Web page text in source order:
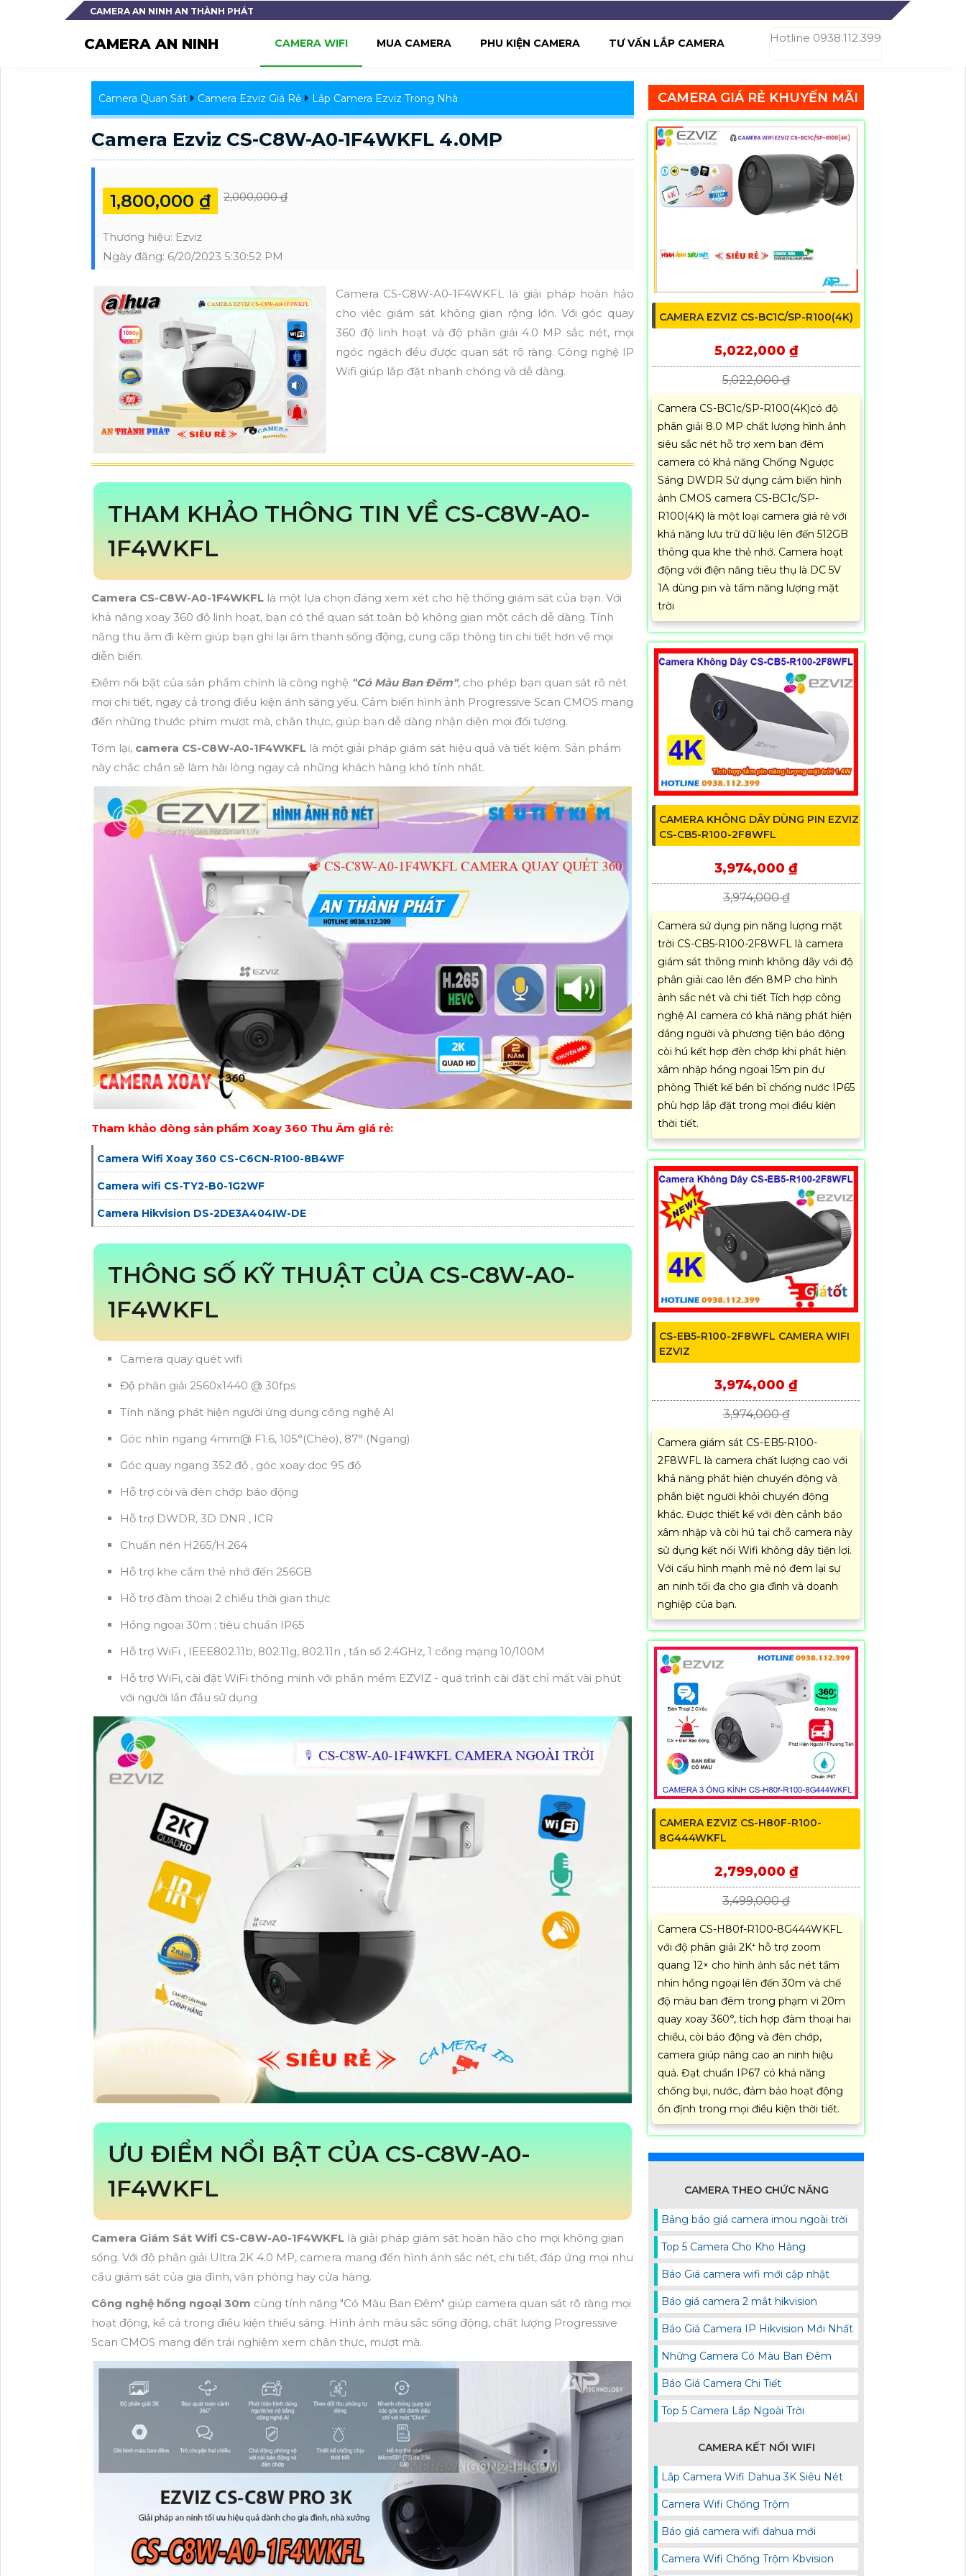
CAMERA AN NINH AN THÀNH PHÁT
CAMERA AN NINH Hotline 0938.112.399
CAMERA WIFI MUA CAMERA PHU KIỆN CAMERA TƯ VẤN LẮP CAMERA
Camera Quan Sát Camera Ezviz Giá Rẻ Lắp Camera Ezviz Trong Nhà
Camera Ezviz CS-C8W-A0-1F4WKFL 4.0MP
1,800,000 ₫ 2,000,000 ₫
Thương hiệu: Ezviz
Ngày đăng: 6/20/2023 5:30:52 PM
Camera CS-C8W-A0-1F4WKFL là giải pháp hoàn hảo
cho việc giám sát không gian rộng lớn. Với góc quay
360 độ linh hoạt và độ phân giải 4.0 MP sắc nét, mọi
ngóc ngách đều được quan sát rõ ràng. Công nghệ IP
Wifi giúp lắp đặt nhanh chóng và dễ dàng.
THAM KHẢO THÔNG TIN VỀ CS-C8W-A0-
1F4WKFL
Camera CS-C8W-A0-1F4WKFL là một lựa chọn đáng xem xét cho hệ thống giám sát của bạn. Với
khả năng xoay 360 độ linh hoạt, bạn có thể quan sát toàn bộ không gian một cách dễ dàng. Tính
năng thu âm đi kèm giúp bạn ghi lại âm thanh sống động, cung cấp thông tin chi tiết hơn về mọi
diễn biến.
Điểm nổi bật của sản phẩm chính là công nghệ "Có Màu Ban Đêm", cho phép bạn quan sát rõ nét
mọi chi tiết, ngay cả trong điều kiện ánh sáng yếu. Cảm biến hình ảnh Progressive Scan CMOS mang
đến những thước phim mượt mà, chân thực, giúp bạn dễ dàng nhận diện mọi đối tượng.
Tóm lại, camera CS-C8W-A0-1F4WKFL là một giải pháp giám sát hiệu quả và tiết kiệm. Sản phẩm
này chắc chắn sẽ làm hài lòng ngay cả những khách hàng khó tính nhất.
Tham khảo dòng sản phẩm Xoay 360 Thu Âm giá rẻ:
Camera Wifi Xoay 360 CS-C6CN-R100-8B4WF
Camera wifi CS-TY2-B0-1G2WF
Camera Hikvision DS-2DE3A404IW-DE
THÔNG SỐ KỸ THUẬT CỦA CS-C8W-A0-
1F4WKFL
Camera quay quét wifi
Độ phân giải 2560x1440 @ 30fps
Tính năng phát hiện người ứng dụng công nghệ AI
Góc nhìn ngang 4mm@ F1.6, 105°(Chéo), 87° (Ngang)
Góc quay ngang 352 độ , góc xoay dọc 95 độ
Hỗ trợ còi và đèn chớp báo động
Hỗ trợ DWDR, 3D DNR , ICR
Chuấn nén H265/H.264
Hỗ trợ khe cắm thẻ nhớ đến 256GB
Hỗ trợ đàm thoại 2 chiều thời gian thực
Hồng ngoại 30m ; tiêu chuẩn IP65
Hỗ trợ WiFi , IEEE802.11b, 802.11g, 802.11n , tần số 2.4GHz, 1 cổng mạng 10/100M
Hỗ trợ WiFi, cài đặt WiFi thông minh với phần mềm EZVIZ - quá trình cài đặt chỉ mất vài phút
với người lần đầu sử dụng
ƯU ĐIỂM NỔI BẬT CỦA CS-C8W-A0-
1F4WKFL
Camera Giám Sát Wifi CS-C8W-A0-1F4WKFL là giải pháp giám sát hoàn hảo cho mọi không gian
sống. Với độ phân giải Ultra 2K 4.0 MP, camera mang đến hình ảnh sắc nét, chi tiết, đáp ứng mọi nhu
cầu giám sát của gia đình, văn phòng hay cửa hàng.
Công nghệ hồng ngoại 30m cùng tính năng "Có Màu Ban Đêm" giúp camera quan sát rõ ràng mọi
hoạt động, kể cả trong điều kiện thiếu sáng. Hình ảnh màu sắc sống động, chất lượng Progressive
Scan CMOS mang đến trải nghiệm xem chân thực, mượt mà.
CAMERA GIÁ RẺ KHUYẾN MÃI
CAMERA EZVIZ CS-BC1C/SP-R100(4K)
5,022,000 ₫
5,022,000 ₫
Camera CS-BC1c/SP-R100(4K)có độ
phân giải 8.0 MP chất lượng hình ảnh
siêu sắc nét hỗ trợ xem ban đêm
camera có khả năng Chống Ngược
Sáng DWDR Sử dụng cảm biến hình
ảnh CMOS camera CS-BC1c/SP-
R100(4K) là một loại camera giá rẻ với
khả năng lưu trữ dữ liệu lên đến 512GB
thông qua khe thẻ nhớ. Camera hoạt
động với điện năng tiêu thụ là DC 5V
1A dùng pin và tấm năng lượng mặt
trời
CAMERA KHÔNG DÂY DÙNG PIN EZVIZ
CS-CB5-R100-2F8WFL
3,974,000 ₫
3,974,000 ₫
Camera sử dụng pin năng lượng mặt
trời CS-CB5-R100-2F8WFL là camera
giám sát thông minh không dây với độ
phân giải cao lên đến 8MP cho hình
ảnh sắc nét và chi tiết Tích hợp công
nghệ AI camera có khả năng phát hiện
dáng người và phương tiện báo động
còi hú kết hợp đèn chớp khi phát hiện
xâm nhập hồng ngoại 15m pin dự
phòng Thiết kế bền bỉ chống nước IP65
phù hợp lắp đặt trong mọi điều kiện
thời tiết.
CS-EB5-R100-2F8WFL CAMERA WIFI
EZVIZ
3,974,000 ₫
3,974,000 ₫
Camera giám sát CS-EB5-R100-
2F8WFL là camera chất lượng cao với
khả năng phát hiện chuyển động và
phân biệt người khỏi chuyển động
khác. Được thiết kế với đèn cảnh báo
xâm nhập và còi hú tại chỗ camera này
sử dụng kết nối Wifi không dây tiện lợi.
Với cấu hình mạnh mẻ nó đem lại sự
an ninh tối đa cho gia đình và doanh
nghiệp của bạn.
CAMERA EZVIZ CS-H80F-R100-
8G444WKFL
2,799,000 ₫
3,499,000 ₫
Camera CS-H80f-R100-8G444WKFL
với độ phân giải 2K⁺ hỗ trợ zoom
quang 12× cho hình ảnh sắc nét tầm
nhìn hồng ngoại lên đến 30m và chế
độ màu ban đêm trong phạm vi 20m
quay xoay 360°, tích hợp đàm thoại hai
chiều, còi báo động và đèn chớp,
camera giúp nâng cao an ninh hiệu
quả. Đạt chuẩn IP67 có khả năng
chống bụi, nước, đảm bảo hoạt động
ổn định trong mọi điều kiện thời tiết.
CAMERA THEO CHỨC NĂNG
Bảng báo giá camera imou ngoài trời
Top 5 Camera Cho Kho Hàng
Báo Giá camera wifi mới cập nhật
Báo giá camera 2 mắt hikvision
Báo Giá Camera IP Hikvision Mới Nhất
Những Camera Có Màu Ban Đêm
Báo Giá Camera Chi Tiết
Top 5 Camera Lắp Ngoài Trời
CAMERA KẾT NỐI WIFI
Lắp Camera Wifi Dahua 3K Siêu Nét
Camera Wifi Chống Trộm
Báo giá camera wifi dahua mới
Camera Wifi Chống Trộm Kbvision